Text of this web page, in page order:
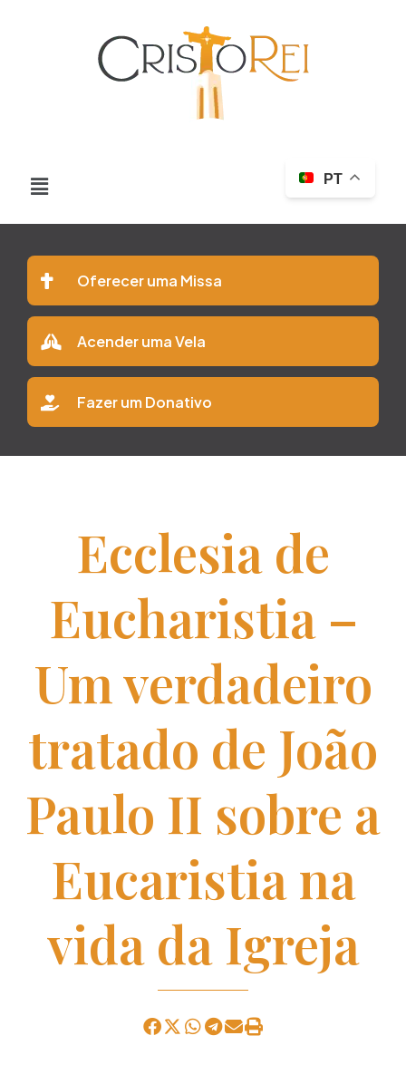
PT
Oferecer uma Missa
Acender uma Vela
Fazer um Donativo
Ecclesia de
Eucharistia –
Um verdadeiro
tratado de João
Paulo II sobre a
Eucaristia na
vida da Igreja